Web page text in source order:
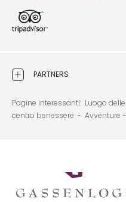
PARTNERS
Pagine interessanti: Luogo
centro benessere - Avventure -